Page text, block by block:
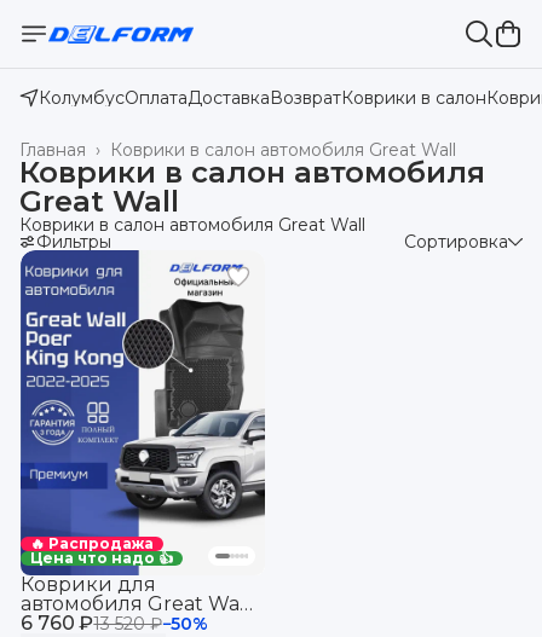
КолумбусОплатаДоставкаВозвратКоврики в салон
Коврики в салон автомобиля Great Wall
Главная ›
Коврики в салон автомобиля
Great Wall
Коврики в салон автомобиля Great Wall
Фильтры Сортировка
🔥 Распродажа
Цена что надо 👍
6 760 ₽13 520 ₽−50%
Коврики для
автомобиля Great Wall
Poer King Kong (2023-